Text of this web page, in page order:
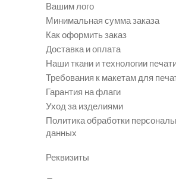
Вашим лого
Минимальная сумма заказа
Как оформить заказ
Доставка и оплата
Наши ткани и технологии
Требования к макетам для
Гарантия на флаги
Уход за изделиями
Политика обработки
данных
Реквизиты